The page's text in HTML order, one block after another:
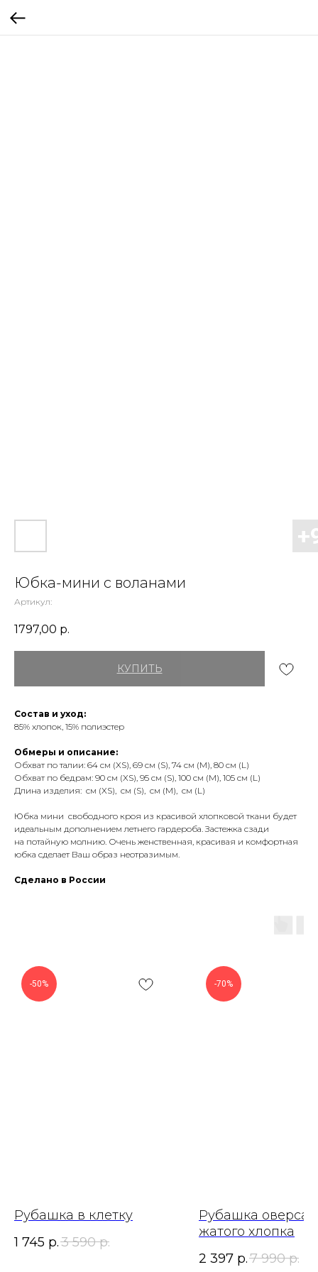
Юбка-мини с воланами
Артикул:
1797,00 р.
КУПИТЬ
Состав и уход:
85% хлопок, 15% полиэстер
Обмеры и описание:
Обхват по талии: 64 см (XS), 69 см (S), 74 см (М), 80 см (L)
Обхват по бедрам: 90 см (XS), 95 см (S), 100 см (М), 105 см (L)
Длина изделия: см (XS), см (S), см (М), см (L)
Юбка мини свободного кроя из красивой хлопковой ткани будет
идеальным дополнением летнего гардероба. Застежка сзади
на потайную молнию. Очень женственная, красивая и комфортная
юбка сделает Ваш образ неотразимым.
Сделано в России
-50%
Рубашка в клетку
1 745 р.3 590 р.
-70%
Рубашка
жатого хлопка
2 397 р.7 990 р.